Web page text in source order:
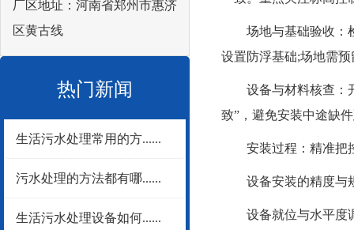
厂区地址：河南省郑州市惠济
区黄古线
热门新闻
生活污水处理常用的方......
污水处理的方法都有哪......
生活污水处理设备如何......
场地与基础验收：检
设置防浮基础;场地需
设备与材料核查：开
致”，避免安装中途缺
安装过程：精准把
设备安装的精度与规
设备就位与水平度调